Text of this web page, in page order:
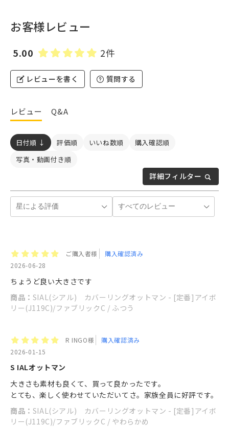
お客様レビュー
5.00 2件
レビューを書く 質問する
レビュー Q&A
詳細フィルター
日付順 ↓ 評価順 いいね数順
購入確認順
写真・動画付き順
ご購入者様
購入確認済み
2026-06-28
ちょうど良い大きさです
商品： SIAL(シアル) カバーリングオットマン - [定番]アイボ
リー(J119C)/ファブリックC / ふつう
R INGO様
購入確認済み
2026-01-15
S IALオットマン
大きさも素材も良くて、買って良かったです。
とても、楽しく使わせていただいてさ。家族全員に好評です。
商品： SIAL(シアル) カバーリングオットマン - [定番]アイボ
リー(J119C)/ファブリックC / やわらかめ